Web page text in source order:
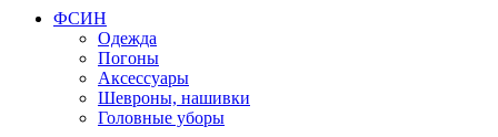
ФСИН
Одежда
Погоны
Аксессуары
Шевроны, нашивки
Головные уборы